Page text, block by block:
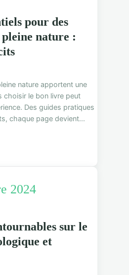
pour des
pleine nature :
nature apportent une
choisir le bon livre peut
Des guides pratiques
chaque page devient...
2024
sur le
et